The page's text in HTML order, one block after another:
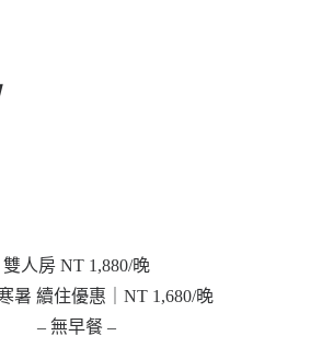
雙人房 NT 1,880/晚
暑 續住優惠｜NT 1,680/晚
– 無早餐 –